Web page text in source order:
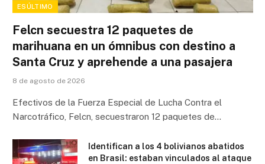
ESÚLTIMO
Felcn secuestra 12 paquetes de
marihuana en un ómnibus con destino a
Santa Cruz y aprehende a una pasajera
8 de agosto de 2026
Efectivos de la Fuerza Especial de Lucha Contra el
Narcotráfico, Felcn, secuestraron 12 paquetes de…
Identifican a los 4 bolivianos abatidos
en Brasil: estaban vinculados al ataque